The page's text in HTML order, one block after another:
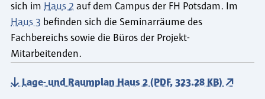
sich im Haus 2 auf dem Campus der FH Potsdam. Im
Haus 3 befinden sich die Seminarräume des
Fachbereichs sowie die Büros der Projekt-
Mitarbeitenden.
Lage- und Raumplan Haus 2 (PDF, 323.28 KB)